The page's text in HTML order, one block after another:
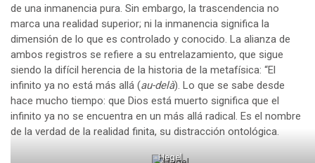
de una inmanencia pura. Sin embargo, la trascendencia no
marca una realidad superior; ni la inmanencia significa la
dimensión de lo que es controlado y conocido. La alianza de
ambos registros se refiere a su entrelazamiento, que sigue
siendo la difícil herencia de la historia de la metafísica: “El
infinito ya no está más allá (au-delà). Lo que se sabe desde
hace mucho tiempo: que Dios está muerto significa que el
infinito ya no se encuentra en un más allá radical. Es el nombre
de la verdad de la realidad finita, su distracción ontológica.
Hegel